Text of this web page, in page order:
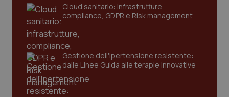
Abruzzo
Basilicata
Calabria
Campania
QS Pro Gold
Artrite & artrosi
Asma & BPCO
Car-T
QS Club Newsletter
Cloud sanitario: infrastrutture,
compliance, GDPR e Risk management
Gestione dell'Ipertensione resistente:
dalle Linee Guida alle terapie innovative